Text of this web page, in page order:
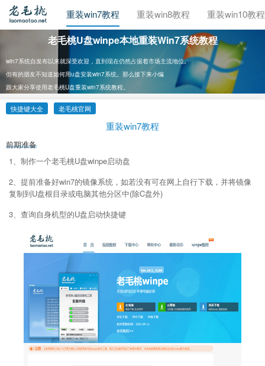
重装xp教程 重装win7教程 重装win8教程 重装win10教程
老毛桃U盘winpe本地重装Win7系统教程
win7系统自发布以来就深受欢迎，直到现在仍然占据着市场主流地位。
但有的朋友不知道如何用u盘安装win7系统。那么接下来小编
跟大家分享使用老毛桃U盘重装win7系统教程。
快捷键大全 老毛桃官网
重装win7教程
前期准备
1、制作一个老毛桃U盘winpe启动盘
2、提前准备好win7的镜像系统，如若没有可在网上自行下载，并将镜像
复制到U盘根目录或电脑其他分区中(除C盘外)
3、查询自身机型的U盘启动快捷键